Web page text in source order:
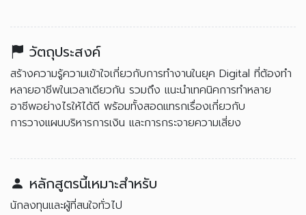
วัตถุประสงค์
สร้างความรู้ความเข้าใจเกี่ยวกับการทำงานในยุค Digital ที่ต้องทำ
หลายอาชีพในเวลาเดียวกัน รวมถึง แนะนำเทคนิคการทำหลาย
อาชีพอย่างไรให้ได้ดี พร้อมทั้งสอดแทรกเรื่องเกี่ยวกับ
การวางแผนบริหารการเงิน และการกระจายความเสี่ยง
หลักสูตรนี้เหมาะสำหรับ
นักลงทุนและผู้ที่สนใจทั่วไป